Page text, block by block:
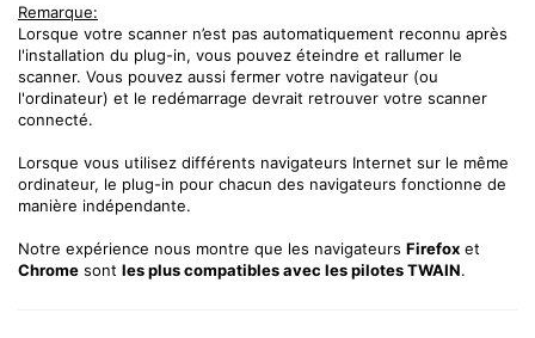
Remarque:
Lorsque votre scanner n’est pas automatiquement reconnu après
l'installation du plug-in, vous pouvez éteindre et rallumer le
scanner. Vous pouvez aussi fermer votre navigateur (ou
l'ordinateur) et le redémarrage devrait retrouver votre scanner
connecté.
Lorsque vous utilisez différents navigateurs Internet sur le même
ordinateur, le plug-in pour chacun des navigateurs fonctionne de
manière indépendante.
Notre expérience nous montre que les navigateurs Firefox et
Chrome sont les plus compatibles avec les pilotes TWAIN.